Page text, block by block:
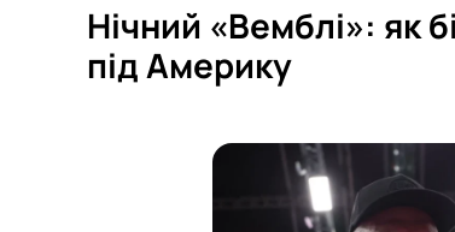
Нічний «Вемблі»: як
під Америку